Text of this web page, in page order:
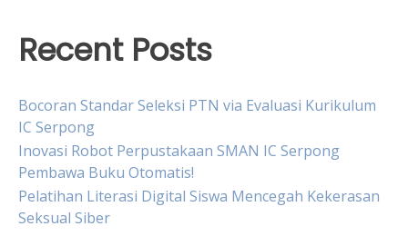
Recent Posts
Bocoran Standar Seleksi PTN via Evaluasi Kurikulum
IC Serpong
Inovasi Robot Perpustakaan SMAN IC Serpong
Pembawa Buku Otomatis!
Pelatihan Literasi Digital Siswa Mencegah Kekerasan
Seksual Siber